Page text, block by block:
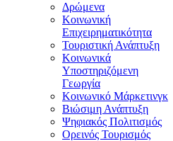
Δρώμενα
Κοινωνική
Επιχειρηματικότητα
Τουριστική Ανάπτυξη
Κοινωνικά
Υποστηριζόμενη
Γεωργία
Κοινωνικό Μάρκετινγκ
Βιώσιμη Ανάπτυξη
Ψηφιακός Πολιτισμός
Ορεινός Τουρισμός